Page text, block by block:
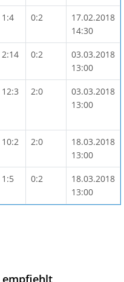
1:4 0:2
17.02.2018
14:30
2:14 0:2
03.03.2018
13:00
12:3 2:0
03.03.2018
13:00
10:2 2:0
18.03.2018
13:00
1:5 0:2
18.03.2018
13:00
empfiehlt